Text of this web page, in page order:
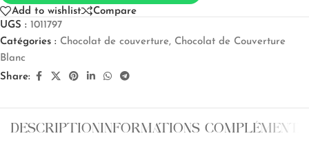
Add to wishlist
Compare
UGS : 1011797
Catégories : Chocolat de couverture, Chocolat de Couverture
Blanc
Share:
DESCRIPTIONINFORMATIONS